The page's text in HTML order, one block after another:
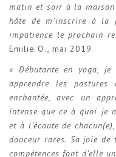
matin et soir à la maison
hâte de m’inscrire à la
impatience le prochain
Emilie O., mai 2019
« Débutante en yoga,
apprendre les
enchantée, avec un
intense que ce à quoi je
et à l’écoute de
douceur rares. Sa joie de
compétences font d’elle